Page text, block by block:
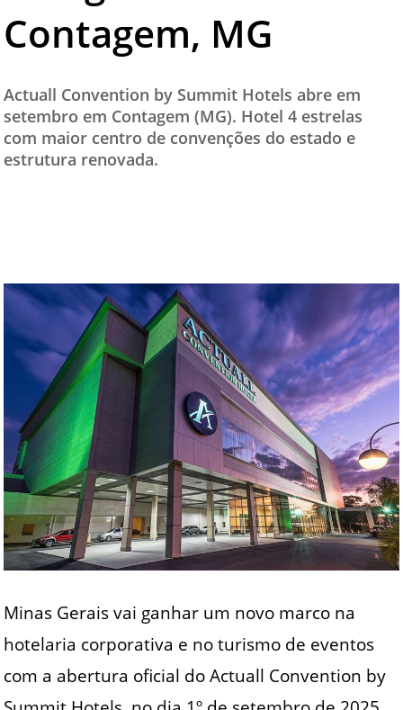
TESTADO E APROVADO
ÚLTIMAS NOTÍCIAS
PARCEIROS
QUEM SOMOS - EQUIPE
CONTATO
Contagem, MG
Actuall Convention by Summit Hotels abre em
setembro em Contagem (MG). Hotel 4 estrelas
com maior centro de convenções do estado e
estrutura renovada.
Minas Gerais vai ganhar um novo marco na
hotelaria corporativa e no turismo de eventos
com a abertura oficial do Actuall Convention by